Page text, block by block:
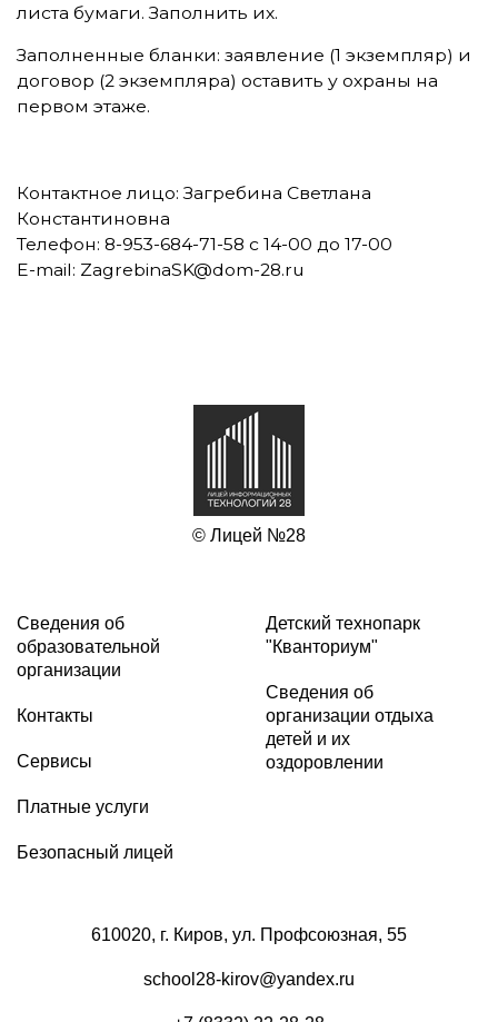
листа бумаги. Заполнить их.
Заполненные бланки: заявление (1 экземпляр) и
договор (2 экземпляра) оставить у охраны на
первом этаже.
Контактное лицо: Загребина Светлана
Константиновна
Телефон: 8-953-684-71-58 с 14-00 до 17-00
E-mail: ZagrebinaSK@dom-28.ru
© Лицей №28
Сведения об
образовательной
организации
Контакты
Сервисы
Платные услуги
Безопасный лицей
Детский технопарк
"Кванториум"
Сведения об
организации отдыха
детей и их
оздоровлении
610020, г. Киров, ул. Профсоюзная, 55
school28-kirov@yandex.ru